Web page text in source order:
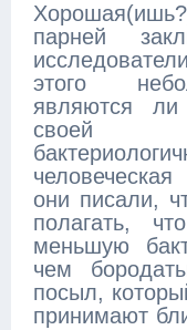
парней
этого
являются
своей
они писали,
полагать,
меньшую
чем
посыл,
принимают